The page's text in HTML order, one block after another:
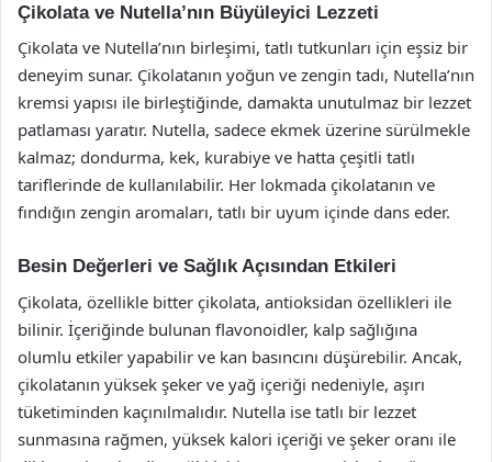
Çikolata ve Nutella’nın Büyüleyici Lezzeti
Çikolata ve Nutella’nın birleşimi, tatlı tutkunları için eşsiz bir
deneyim sunar. Çikolatanın yoğun ve zengin tadı, Nutella’nın
kremsi yapısı ile birleştiğinde, damakta unutulmaz bir lezzet
patlaması yaratır. Nutella, sadece ekmek üzerine sürülmekle
kalmaz; dondurma, kek, kurabiye ve hatta çeşitli tatlı
tariflerinde de kullanılabilir. Her lokmada çikolatanın ve
fındığın zengin aromaları, tatlı bir uyum içinde dans eder.
Besin Değerleri ve Sağlık Açısından Etkileri
Çikolata, özellikle bitter çikolata, antioksidan özellikleri ile
bilinir. İçeriğinde bulunan flavonoidler, kalp sağlığına
olumlu etkiler yapabilir ve kan basıncını düşürebilir. Ancak,
çikolatanın yüksek şeker ve yağ içeriği nedeniyle, aşırı
tüketiminden kaçınılmalıdır. Nutella ise tatlı bir lezzet
sunmasına rağmen, yüksek kalori içeriği ve şeker oranı ile